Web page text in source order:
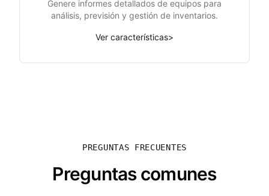
Genere informes detallados de equipos para
análisis, previsión y gestión de inventarios.
Ver características>
PREGUNTAS FRECUENTES
Preguntas comunes